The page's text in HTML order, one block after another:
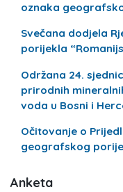
oznaka
Svečana dodjela
porijekla
Održana 24.
prirodnih
voda u Bosni i
Očitovanje o
geografskog
Anketa